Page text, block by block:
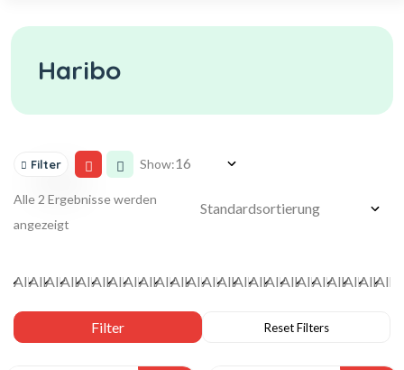
Haribo
Filter Show:
Alle 2 Ergebnisse werden
angezeigt